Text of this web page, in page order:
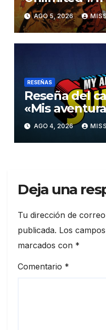
AGO 5, 2026
RESEÑAS
Reseña del
«Mis
Superman»
AGO 4, 2026
Deja una
Tu dirección de
publicada. Los
marcados con *
Comentario *